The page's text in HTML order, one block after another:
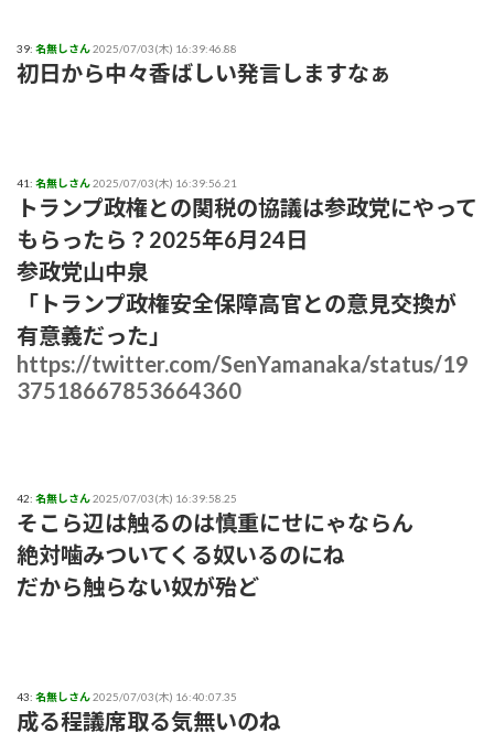
39: 名無しさん2025/07/03(木) 16:39:46.88
初日から中々香ばしい発言しますなぁ
41: 名無しさん2025/07/03(木) 16:39:56.21
トランプ政権との関税の協議は参政党にやって
もらったら？2025年6月24日
参政党山中泉
「トランプ政権安全保障高官との意見交換が
有意義だった」
https://twitter.com/SenYamanaka/status/19
37518667853664360
42: 名無しさん2025/07/03(木) 16:39:58.25
そこら辺は触るのは慎重にせにゃならん
絶対噛みついてくる奴いるのにね
だから触らない奴が殆ど
43: 名無しさん2025/07/03(木) 16:40:07.35
成る程議席取る気無いのね